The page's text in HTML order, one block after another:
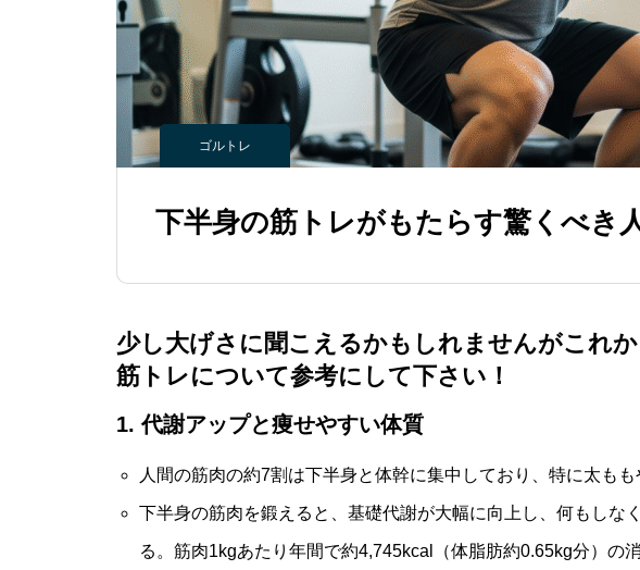
ゴルトレ
下半身の筋トレがもたらす驚くべき
少し大げさに聞こえるかもしれませんがこれ
筋トレについて参考にして下さい！
1. 代謝アップと痩せやすい体質
人間の筋肉の約7割は下半身と体幹に集中しており、特に太もも
下半身の筋肉を鍛えると、基礎代謝が大幅に向上し、何もしな
る。筋肉1kgあたり年間で約4,745kcal（体脂肪約0.65kg分）の